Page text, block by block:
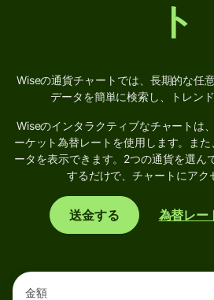
ト
Wiseの通貨チャートでは、長期的な任
データを簡単に検索し、トレン
Wiseのインタラクティブなチャートは
ーケット為替レートを使用します。ま
ータを表示できます。2つの通貨を選ん
するだけで、チャートにアク
送金する 為替レー
金額